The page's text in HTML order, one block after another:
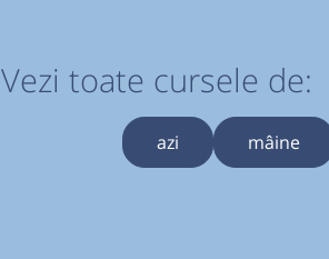
Vezi toate cursele de:
azi mâine